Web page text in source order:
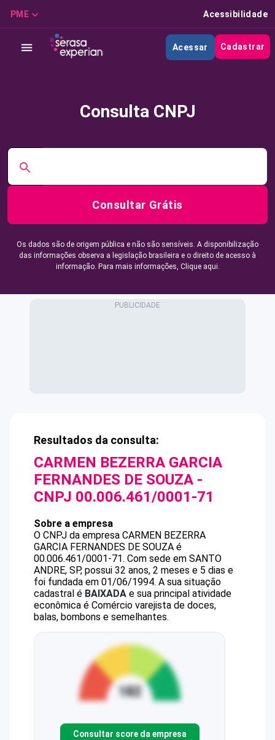
PME Acessibilidade
Acessar Cadastrar
Consulta CNPJ
Consultar Grátis
Os dados são de origem pública e não são sensíveis. A disponibilização
das informações observa a legislação brasileira e o direito de acesso à
informação. Para mais informações, Clique aqui.
Resultados da consulta:
CARMEN BEZERRA GARCIA
FERNANDES DE SOUZA -
CNPJ 00.006.461/0001-71
Sobre a empresa
O CNPJ da empresa CARMEN BEZERRA
GARCIA FERNANDES DE SOUZA é
00.006.461/0001-71. Com sede em SANTO
ANDRE, SP, possui 32 anos, 2 meses e 5 dias e
foi fundada em 01/06/1994. A sua situação
cadastral é BAIXADA e sua principal atividade
econômica é Comércio varejista de doces,
balas, bombons e semelhantes.
Consultar score da empresa